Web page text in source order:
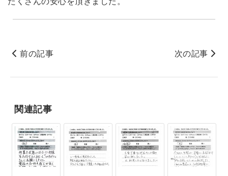
前の記事 次の記事
関連記事